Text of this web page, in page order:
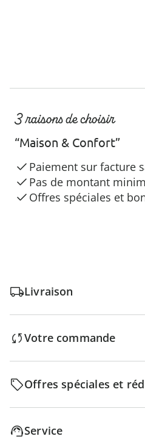
3 raisons de choisir
“Maison & Confort”
Paiement sur facture
Pas de montant
Offres spéciales et
Livraison
Votre commande
Offres spéciales et
Service